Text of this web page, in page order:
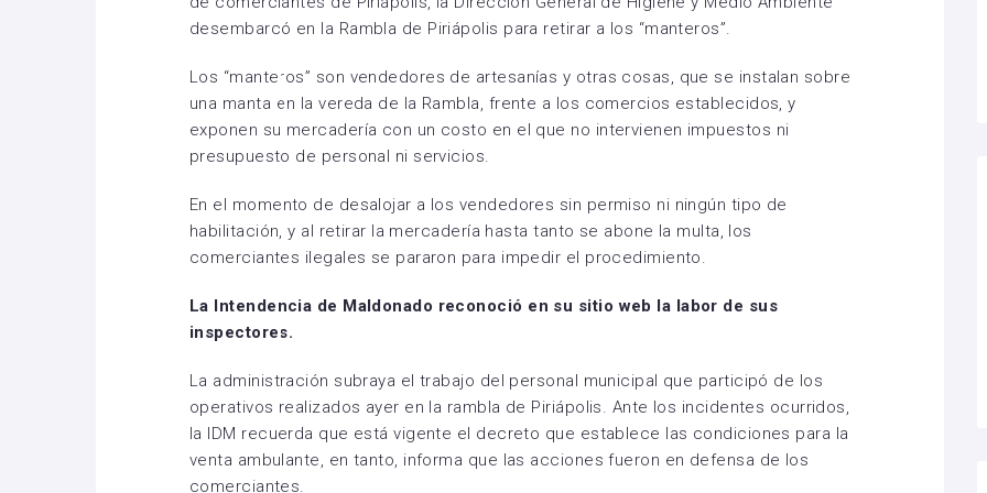
desembarcó en la Rambla de Piriápolis para retirar a los “manteros”.
Los “manteros” son vendedores de artesanías y otras cosas, que se instalan sobre
una manta en la vereda de la Rambla, frente a los comercios establecidos, y
exponen su mercadería con un costo en el que no intervienen impuestos ni
presupuesto de personal ni servicios.
En el momento de desalojar a los vendedores sin permiso ni ningún tipo de
habilitación, y al retirar la mercadería hasta tanto se abone la multa, los
comerciantes ilegales se pararon para impedir el procedimiento.
La Intendencia de Maldonado reconoció en su sitio web la labor de sus
inspectores.
La administración subraya el trabajo del personal municipal que participó de los
operativos realizados ayer en la rambla de Piriápolis. Ante los incidentes ocurridos,
la IDM recuerda que está vigente el decreto que establece las condiciones para la
venta ambulante, en tanto, informa que las acciones fueron en defensa de los
comerciantes.